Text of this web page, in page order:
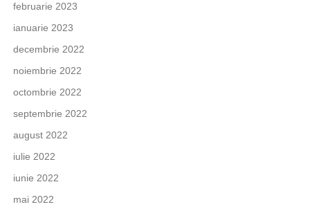
februarie 2023
ianuarie 2023
decembrie 2022
noiembrie 2022
octombrie 2022
septembrie 2022
august 2022
iulie 2022
iunie 2022
mai 2022